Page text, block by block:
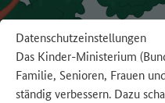
Datenschutzeinstellungen
Das Kinder-Ministerium
Familie, Senioren, Frauen
ständig verbessern. Dazu
Direkt zu den Inhalten